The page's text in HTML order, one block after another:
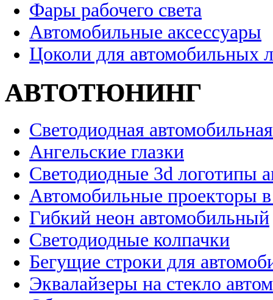
Фары рабочего света
Автомобильные аксессуары
Цоколи для автомобильных
АВТОТЮНИНГ
Светодиодная
Ангельские глазки
Светодиодные 3d логотипы
Автомобильные проекторы
Гибкий неон автомобильный
Светодиодные колпачки
Бегущие строки для
Эквалайзеры на стекло